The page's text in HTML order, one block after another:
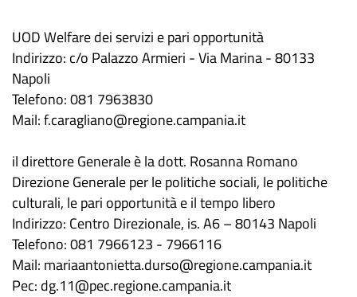
UOD Welfare dei servizi e pari opportunità
Indirizzo: c/o Palazzo Armieri - Via Marina - 80133
Napoli
Telefono: 081 7963830
Mail: f.caragliano@regione.campania.it
il direttore Generale è la dott. Rosanna Romano
Direzione Generale per le politiche sociali, le politiche
culturali, le pari opportunità e il tempo libero
Indirizzo: Centro Direzionale, is. A6 – 80143 Napoli
Telefono: 081 7966123 - 7966116
Mail: mariaantonietta.durso@regione.campania.it
Pec: dg.11@pec.regione.campania.it